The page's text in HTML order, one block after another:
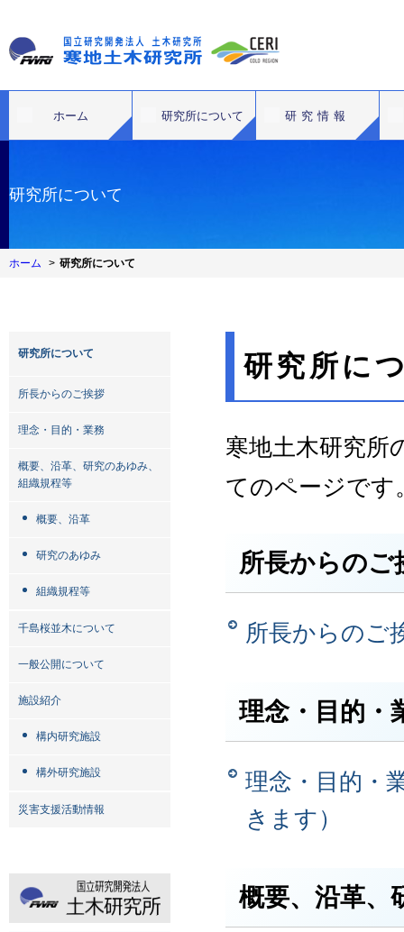
ホーム 研究所について 研究情報
研究所について
ホーム 研究所について
研究所について
所長からのご挨拶
理念・目的・業務
概要、沿革、研究のあゆみ、
組織規程等
概要、沿革
研究のあゆみ
組織規程等
千島桜並木について
一般公開について
施設紹介
構内研究施設
構外研究施設
災害支援活動情報
研究所に
寒地土木研究所
てのページです
所長からのご
所長からのご
理念・目的・
理念・目的・
きます）
概要、沿革、